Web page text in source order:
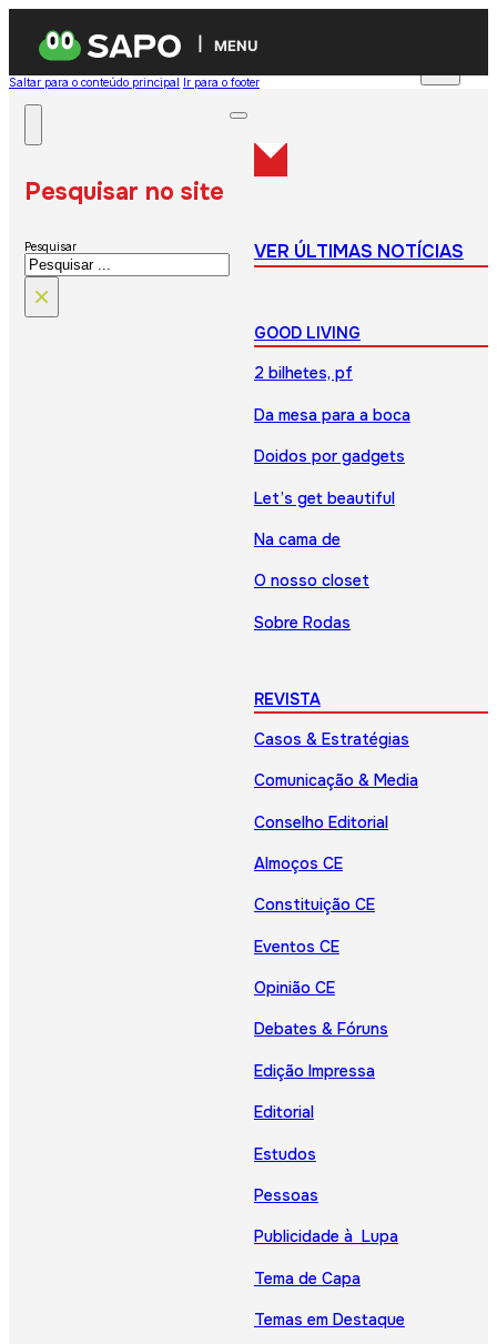
MENU
Saltar para o conteúdo principal Ir para o footer
Pesquisar no site
Pesquisar
×
VER ÚLTIMAS NOTÍCIAS
GOOD LIVING
2 bilhetes, pf
Da mesa para a boca
Doidos por gadgets
Let’s get beautiful
Na cama de
O nosso closet
Sobre Rodas
REVISTA
Casos & Estratégias
Comunicação & Media
Conselho Editorial
Almoços CE
Constituição CE
Eventos CE
Opinião CE
Debates & Fóruns
Edição Impressa
Editorial
Estudos
Pessoas
Publicidade à Lupa
Tema de Capa
Temas em Destaque